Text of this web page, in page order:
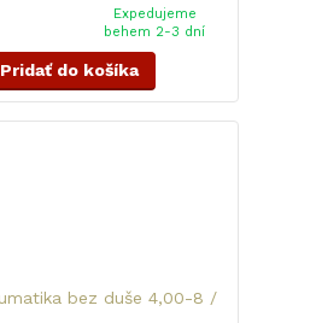
Expedujeme
behem 2-3 dní
Pridať do košíka